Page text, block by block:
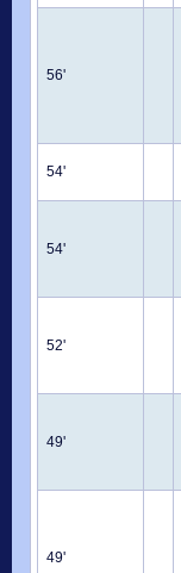
56'
54'
54'
52'
49'
49'